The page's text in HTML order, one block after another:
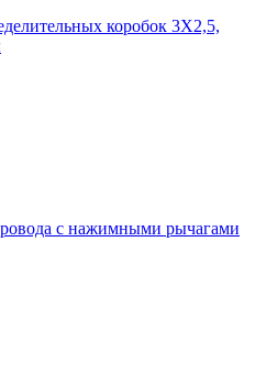
коробок 3X2,5,
с нажимными рычагами